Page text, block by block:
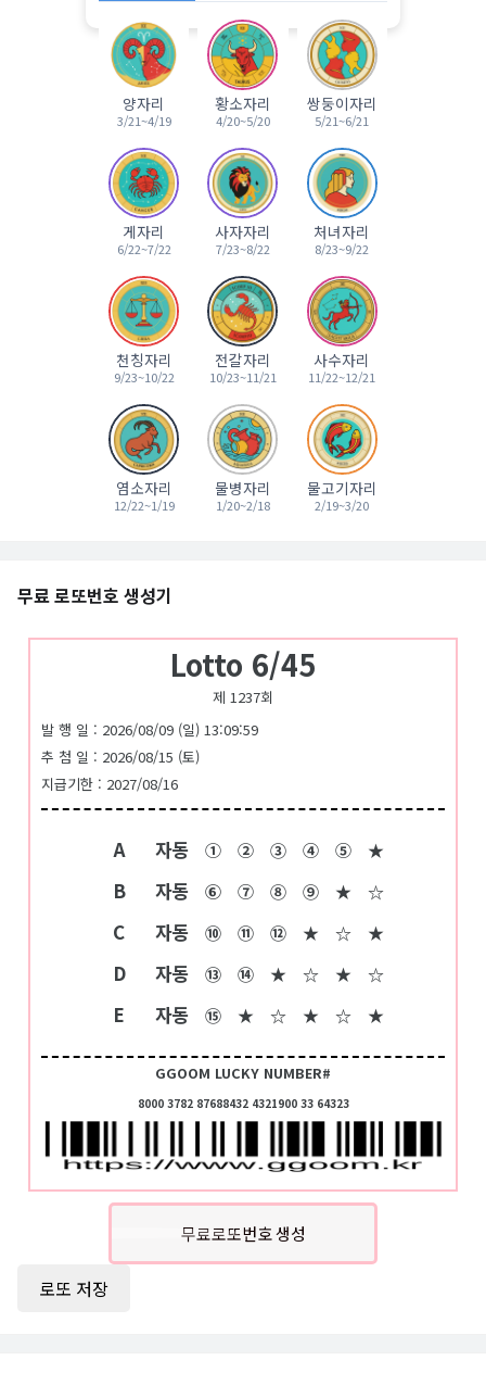
양자리
3/21~4/19
황소자리
4/20~5/20
쌍둥이자리
5/21~6/21
게자리
6/22~7/22
사자자리
7/23~8/22
처녀자리
8/23~9/22
천칭자리
9/23~10/22
전갈자리
10/23~11/21
사수자리
11/22~12/21
염소자리
12/22~1/19
물병자리
1/20~2/18
물고기자리
2/19~3/20
무료 로또번호 생성기
Lotto 6/45
제 1237회
발 행 일 : 2026/08/09 (일) 13:09:59
추 첨 일 : 2026/08/15 (토)
지급기한 : 2027/08/16
A 자동 ① ② ③ ④ ⑤ ★
B 자동 ⑥ ⑦ ⑧ ⑨ ★ ☆
C 자동 ⑩ ⑪ ⑫ ★ ☆ ★
D 자동 ⑬ ⑭ ★ ☆ ★ ☆
E 자동 ⑮ ★ ☆ ★ ☆ ★
GGOOM LUCKY NUMBER#
8000 3782 87688432 4321900 33 64323
무료로또번호 생성
로또 저장